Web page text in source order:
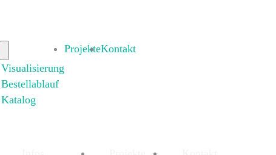
Visualisierung
Bestellablauf
Katalog
ProjekteKontakt